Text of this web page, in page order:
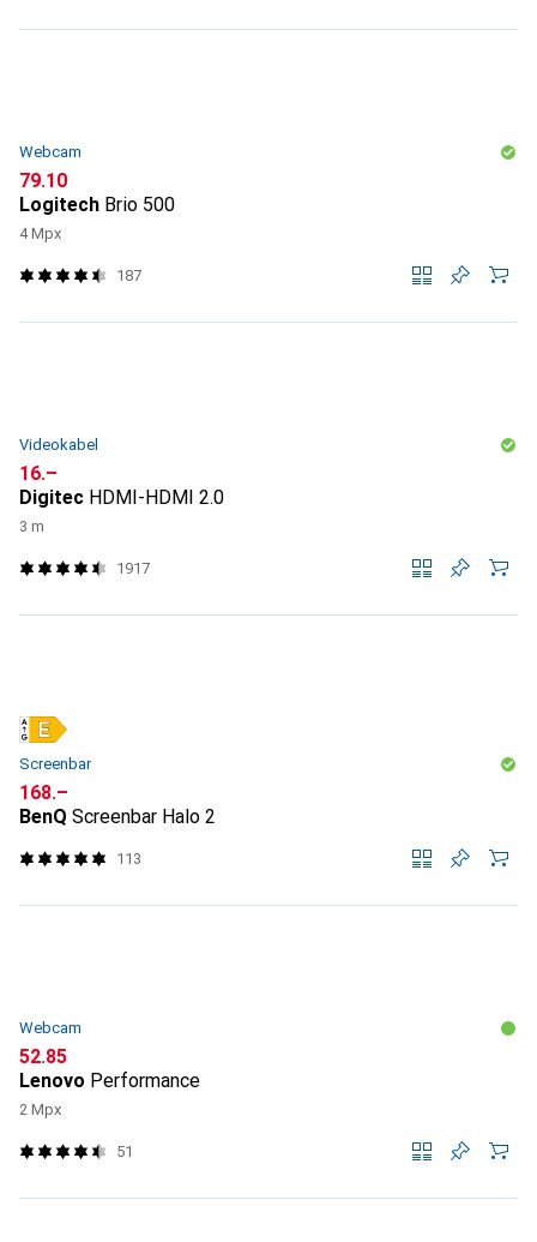
Webcam
CHF
79.10
Logitech Brio 500
4 Mpx
187
Videokabel
CHF
16.–
Digitec HDMI-HDMI 2.0
3 m
1917
Screenbar
CHF
168.–
BenQ Screenbar Halo 2
113
Webcam
CHF
52.85
Lenovo Performance
2 Mpx
51